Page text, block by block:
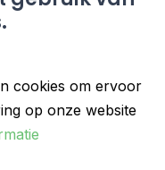
cookies om ervoor
op onze website
Cultuur
dat Biotech
uitvindingen
verbeteren.